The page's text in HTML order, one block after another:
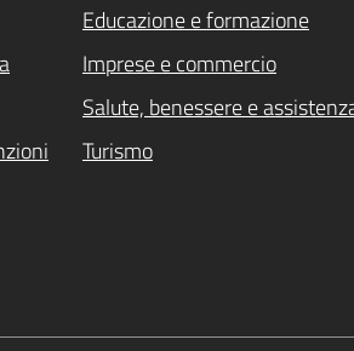
Educazione e formazione
Imprese e commercio
Salute, benessere e
Turismo